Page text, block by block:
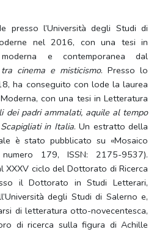
presso l’Università degli Studi di
nel 2016, con una tesi in
e contemporanea dal
cinema e misticismo. Presso lo
ha conseguito con lode la laurea
con una tesi in Letteratura
dei padri ammalati, aquile al tempo
in Italia. Un estratto della
è stato pubblicato su «Mosaico
179, ISSN: 2175-9537).
XXXV ciclo del Dottorato di Ricerca
il Dottorato in Studi Letterari,
degli Studi di Salerno e,
di letteratura otto-novecentesca,
di ricerca sulla figura di Achille